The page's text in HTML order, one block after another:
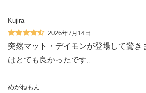
Kujira
2026年7月14日
突然マット・デイモンが登場して驚き
はとても良かったです。
めがねもん